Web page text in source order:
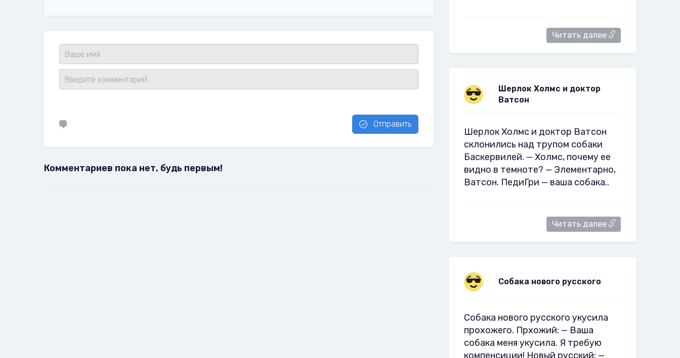
Отправить
Комментариев пока нет, будь первым!
Читать далее
Шерлок Холмс и доктор
Ватсон
Шерлок Холмс и доктор Ватсон
склонились над трупом собаки
Баскервилей. — Холмс, почему ее
видно в темноте? — Элементарно,
Ватсон. ПедиГри — ваша собака..
Читать далее
Собака нового русского
Собака нового русского укусила
прохожего. Прхожий: — Ваша
собака меня укусила. Я требую
компенсиции! Новый русский: —